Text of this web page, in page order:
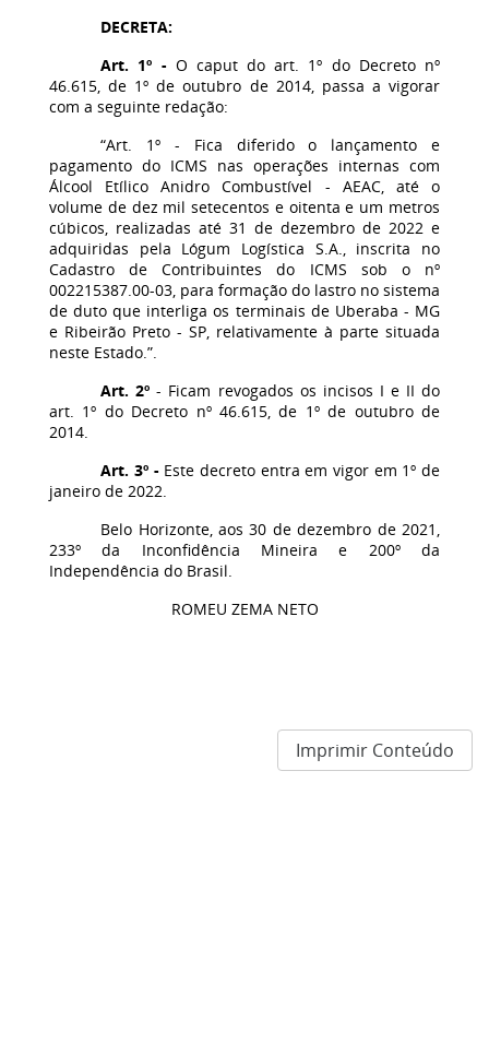
DECRETA:
Art. 1º -O caput do art. 1º do Decreto nº
46.615, de 1º de outubro de 2014, passa a vigorar
com a seguinte redação:
“Art. 1º - Fica diferido o lançamento e
pagamento do ICMS nas operações internas com
Álcool Etílico Anidro Combustível - AEAC, até o
volume de dez mil setecentos e oitenta e um metros
cúbicos, realizadas até 31 de dezembro de 2022 e
adquiridas pela Lógum Logística S.A., inscrita no
Cadastro de Contribuintes do ICMS sob o nº
002215387.00-03, para formação do lastro no sistema
de duto que interliga os terminais de Uberaba - MG
e Ribeirão Preto - SP, relativamente à parte situada
neste Estado.”.
Art. 2º- Ficam revogados os incisos I e II do
art. 1º do Decreto nº 46.615, de 1º de outubro de
2014.
Art. 3º -Este decreto entra em vigor em 1º de
janeiro de 2022.
Belo Horizonte, aos 30 de dezembro de 2021,
233º da Inconfidência Mineira e 200º da
Independência do Brasil.
ROMEU ZEMA NETO
Imprimir Conteúdo